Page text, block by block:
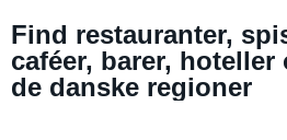
Find restauranter,
caféer, barer,
de danske regioner